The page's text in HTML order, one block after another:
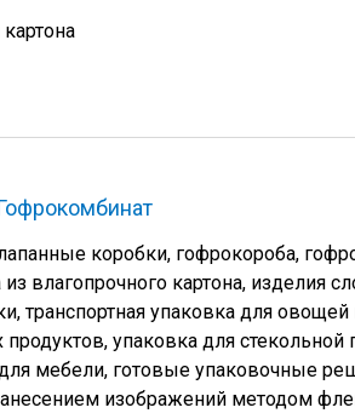
коробки, гофрокороба,
влагопрочного картона, изделия
транспортная упаковка для овощей
упаковка для
мебели, готовые упаковочные
изображений методом